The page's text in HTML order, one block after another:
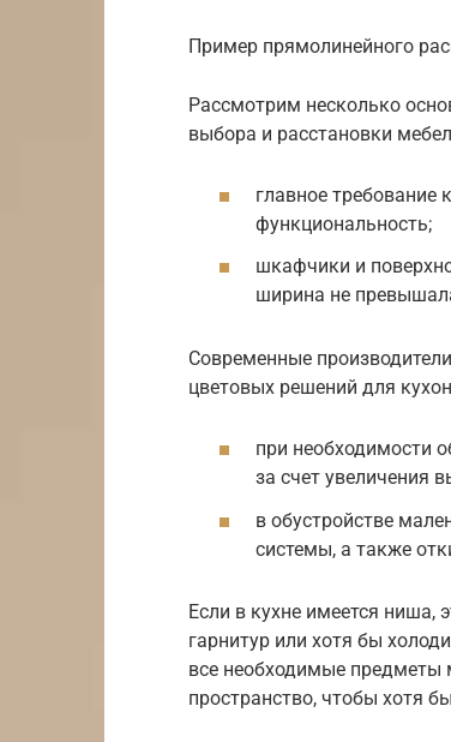
Пример прямолинейного
Рассмотрим несколько
выбора и расстановки
главное требование
функциональность;
шкафчики и
ширина не
Современные
цветовых решений для
при необходимости
за счет увеличения
в обустройстве
системы, а также
Если в кухне имеется ниша,
гарнитур или хотя бы
все необходимые предметы
пространство, чтобы хотя